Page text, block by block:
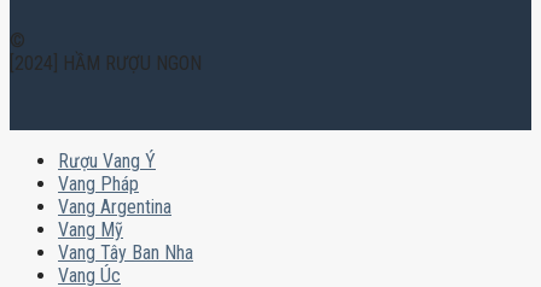
©
[2024] HẦM RƯỢU NGON
Rượu Vang Ý
Vang Pháp
Vang Argentina
Vang Mỹ
Vang Tây Ban Nha
Vang Úc